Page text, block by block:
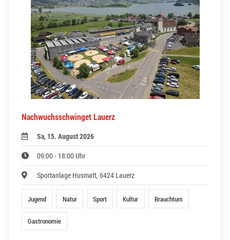
Nachwuchsschwinget Lauerz
Sa, 15. August 2026
09:00 - 18:00 Uhr
Sportanlage Husmatt, 6424 Lauerz
Jugend Natur Sport Kultur Brauchtum
Gastronomie